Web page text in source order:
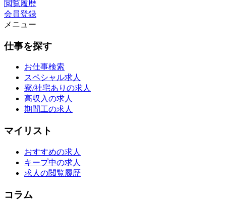
閲覧履歴
会員登録
メニュー
仕事を探す
お仕事検索
スペシャル求人
寮/社宅ありの求人
高収入の求人
期間工の求人
マイリスト
おすすめの求人
キープ中の求人
求人の閲覧履歴
コラム